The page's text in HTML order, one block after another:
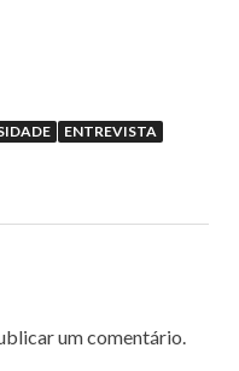
ENTREVISTA
um comentário.